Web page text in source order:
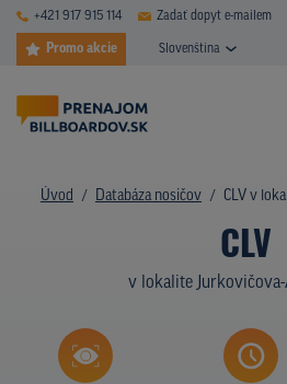
+421 917 915 114 Zadať dopyt e-mailem
Promo akcie Slovenština
Zobraziť
DATABÁZA
PLOCHY V
TYPY NOSIČOV
Úvod Databáza nosičov CLV v
CLV
v lokalite